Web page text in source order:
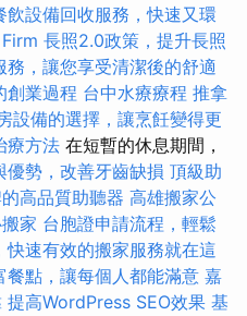
飲設備回收服務，快速又環
長照2.0政策，提升長照
務，讓您享受清潔後的舒適
創業過程 台中水療療程 推拿
設備的選擇，讓烹飪變得更
療方法 在短暫的休息期間，
優勢，改善牙齒缺損 頂級助
高品質助聽器 高雄搬家公
家 台胞證申請流程，輕鬆
快速有效的搬家服務就在這
餐點，讓每個人都能滿意 嘉
提高WordPress SEO效果 基